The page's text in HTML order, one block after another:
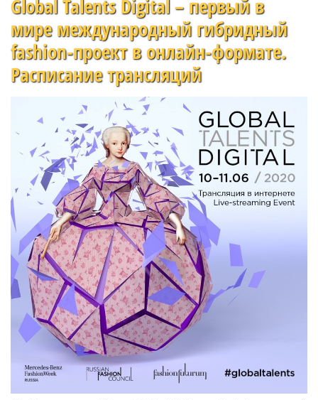
Global Talents Digital – первый в
мире международный гибридный
fashion-проект в онлайн-формате.
Расписание трансляций